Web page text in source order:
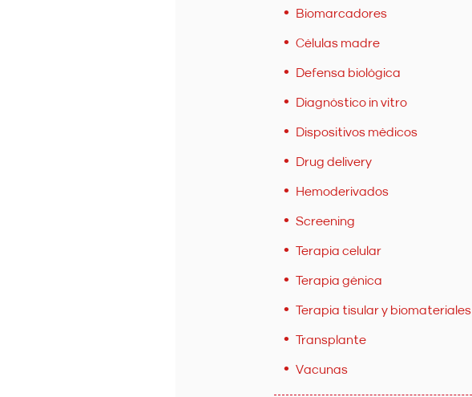
Biomarcadores
Células madre
Defensa biológica
Diagnóstico in vitro
Dispositivos médicos
Drug delivery
Hemoderivados
Screening
Terapia celular
Terapia génica
Terapia tisular y biomateriales
Transplante
Vacunas